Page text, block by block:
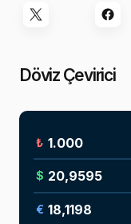
Döviz Çevirici
₺
$
€